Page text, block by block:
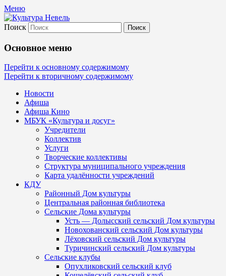
Меню
Культура Невель
МБУК Невельского района "Культура
и досуг"
Поиск
Основное меню
Перейти к основному содержимому
Перейти к вторичному содержимому
Новости
Афиша
Афиша Кино
МБУК «Культура и досуг»
Учредители
Коллектив
Услуги
Творческие коллективы
Структура муниципального учреждения
Карта удалённости учреждений
КДУ
Районный Дом культуры
Центральная районная библиотека
Сельские Дома культуры
Усть — Долысский сельский Дом культуры
Новохованский сельский Дом культуры
Лёховский сельский Дом культуры
Туричинский сельский Дом культуры
Сельские клубы
Опухликовский сельский клуб